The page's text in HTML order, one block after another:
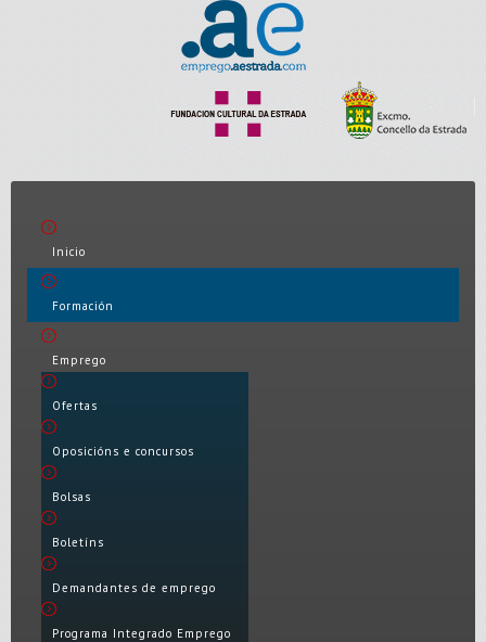
Inicio
Formación
Emprego
Ofertas
Oposicións e concursos
Bolsas
Boletíns
Demandantes de emprego
Programa Integrado Emprego